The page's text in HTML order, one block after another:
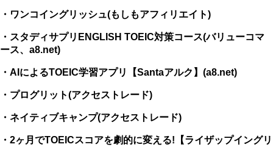
・ワンコイングリッシュ(もしもアフィリエイト)
・スタディサプリENGLISH TOEIC対策コース(バリューコマ
ース、a8.net)
・AIによるTOEIC学習アプリ【Santaアルク】(a8.net)
・プログリット(アクセストレード)
・ネイティブキャンプ(アクセストレード)
・2ヶ月でTOEICスコアを劇的に変える!【ライザップイングリ